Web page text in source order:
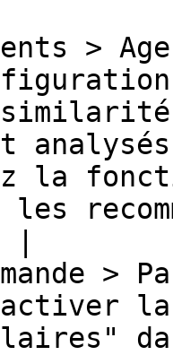
>
la
|
>
la